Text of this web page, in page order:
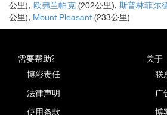
公里), 欧弗兰帕克(202公里), 斯普林菲尔
公里), Mount Pleasant (233公里)
需要帮助?
博彩责任
法律声明
使用条款
关于
联
广
博